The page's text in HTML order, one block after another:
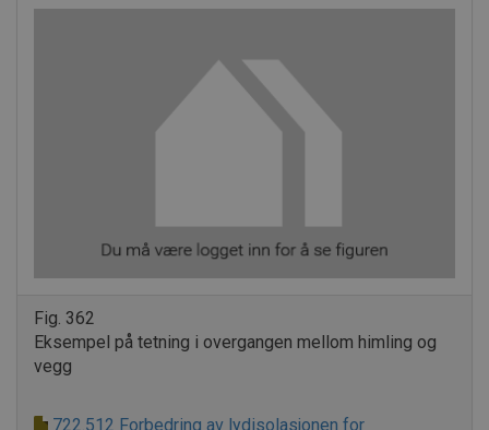
Fig. 362
Eksempel på tetning i overgangen mellom himling og
vegg
722.512 Forbedring av lydisolasjonen for